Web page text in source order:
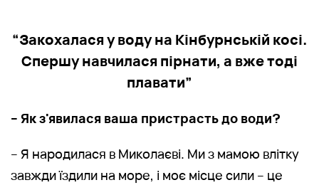
“Закохалася у воду на Кінбурнській косі.
Спершу навчилася пірнати, а вже тоді
плавати”
– Як з'явилася ваша пристрасть до води?
– Я народилася в Миколаєві. Ми з мамою влітку
завжди їздили на море, і моє місце сили – це